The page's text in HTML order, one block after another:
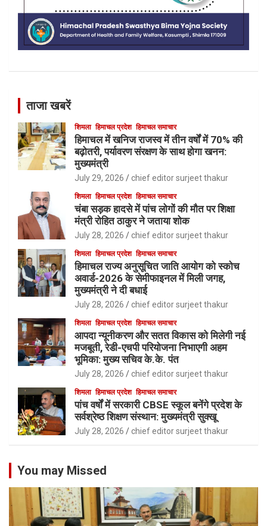
ताजा खबरें
शिमला हिमाचल प्रदेश हिमाचल समाचार
हिमाचल में खनिज राजस्व में तीन वर्षों में 70% की
बढ़ोतरी, पर्यावरण संरक्षण के साथ होगा खनन:
मुख्यमंत्री
July 29, 2026 chief editor surjeet thakur
शिमला हिमाचल प्रदेश हिमाचल समाचार
चंबा सड़क हादसे में पांच लोगों की मौत पर शिक्षा
मंत्री रोहित ठाकुर ने जताया शोक
July 28, 2026 chief editor surjeet thakur
शिमला हिमाचल प्रदेश हिमाचल समाचार
हिमाचल राज्य अनुसूचित जाति आयोग को स्कोच
अवार्ड-2026 के सेमीफाइनल में मिली जगह,
मुख्यमंत्री ने दी बधाई
July 28, 2026 chief editor surjeet thakur
शिमला हिमाचल प्रदेश हिमाचल समाचार
आपदा न्यूनीकरण और सतत विकास को मिलेगी नई
मजबूती, रेडी-एचपी परियोजना निभाएगी अहम
भूमिका: मुख्य सचिव के.के. पंत
July 28, 2026 chief editor surjeet thakur
शिमला हिमाचल प्रदेश हिमाचल समाचार
पांच वर्षों में सरकारी CBSE स्कूल बनेंगे प्रदेश के
सर्वश्रेष्ठ शिक्षण संस्थान: मुख्यमंत्री सुक्खू
July 28, 2026 chief editor surjeet thakur
You may Missed